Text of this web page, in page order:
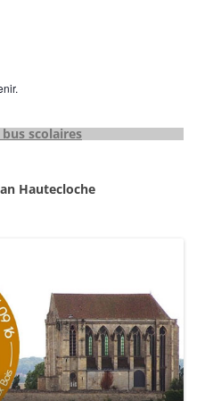
scolaires
Hautecloche